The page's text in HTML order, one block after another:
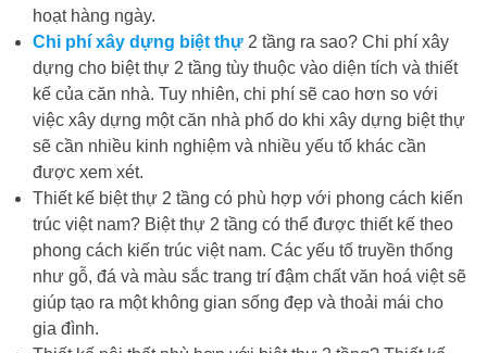
hoạt hàng ngày.
Chi phí xây dựng biệt thự 2 tầng ra sao? Chi phí xây
dựng cho biệt thự 2 tầng tùy thuộc vào diện tích và thiết
kế của căn nhà. Tuy nhiên, chi phí sẽ cao hơn so với
việc xây dựng một căn nhà phố do khi xây dựng biệt thự
sẽ cần nhiều kinh nghiệm và nhiều yếu tố khác cần
được xem xét.
Thiết kế biệt thự 2 tầng có phù hợp với phong cách kiến
trúc việt nam? Biệt thự 2 tầng có thể được thiết kế theo
phong cách kiến trúc việt nam. Các yếu tố truyền thống
như gỗ, đá và màu sắc trang trí đậm chất văn hoá việt sẽ
giúp tạo ra một không gian sống đẹp và thoải mái cho
gia đình.